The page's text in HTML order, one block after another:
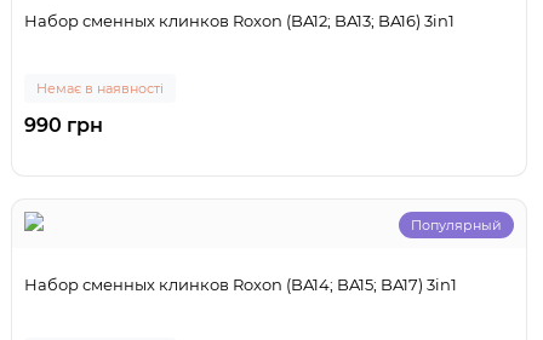
Набор сменных клинков Roxon (BA12; BA13; BA16) 3in1
Немає в наявності
990 грн
Популярный
Набор сменных клинков Roxon (BA14; BA15; BA17) 3in1